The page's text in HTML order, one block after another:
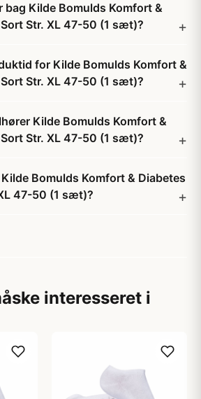
Kilde Bomulds Komfort &
Str. XL 47-50 (1 sæt)?
for Kilde Bomulds Komfort &
Str. XL 47-50 (1 sæt)?
Kilde Bomulds Komfort &
Str. XL 47-50 (1 sæt)?
Bomulds Komfort & Diabetes
47-50 (1 sæt)?
interesseret i